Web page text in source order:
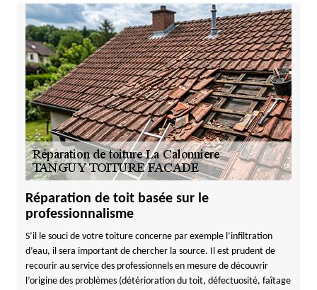
Réparation de toit basée sur le
professionnalisme
S’il le souci de votre toiture concerne par exemple l’infiltration
d’eau, il sera important de chercher la source. Il est prudent de
recourir au service des professionnels en mesure de découvrir
l’origine des problèmes (détérioration du toit, défectuosité, faîtage